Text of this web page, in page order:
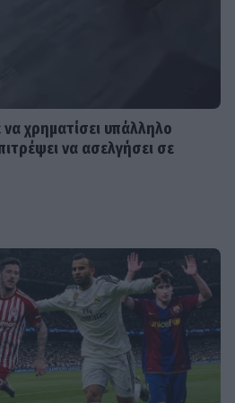
«Τολμάω να
πια. Δεν
η
να χρηματίσει υπάλληλο
να ασελγήσει σε